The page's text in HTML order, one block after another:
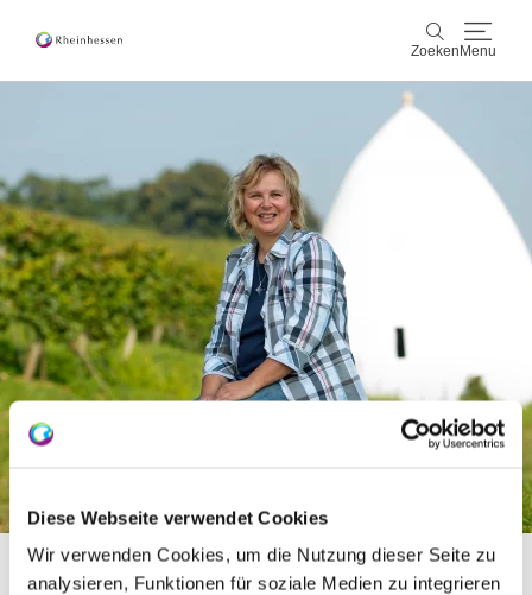
Diese Webseite verwendet Cookies
Wir verwenden Cookies, um die Nutzung dieser Seite zu
analysieren, Funktionen für soziale Medien zu integrieren
Zoeken Menu
actief & natuur
Cultuur & Steden
Events
reservering & service
Startseite Over ons